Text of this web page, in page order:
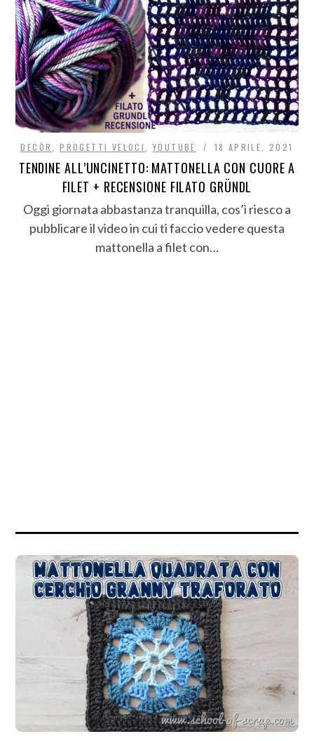
DECÒR ,PROGETTI VELOCI YOUTUBE 18 APRILE, 2021
TENDINE ALL’UNCINETTO: MATTONELLA CON CUORE A
FILET + RECENSIONE FILATO GRÜNDL
Oggi giornata abbastanza tranquilla, cos’ì riesco a
pubblicare il video in cui ti faccio vedere questa
mattonella a filet con…